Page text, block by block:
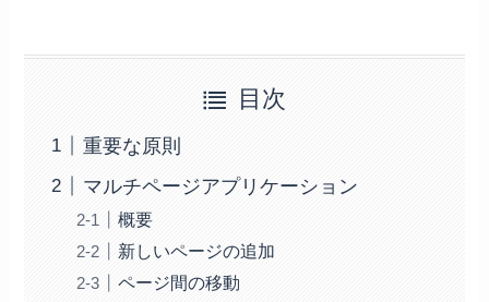
目次
重要な原則
マルチページアプリケーション
概要
新しいページの追加
ページ間の移動